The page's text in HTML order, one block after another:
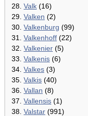
28. Valk (16)
29. Valken (2)
30. Valkenburg (99)
31. Valkenhoff (22)
32. Valkenier (5)
33. Valkenis (6)
34. Valkes (3)
35. Valkis (40)
36. Vallan (8)
37. Vallensis (1)
38. Valstar (991)